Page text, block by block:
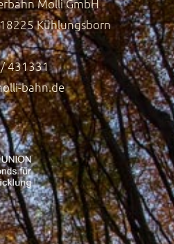
Molli GmbH
Kühlungsborn
431331
bahn.de